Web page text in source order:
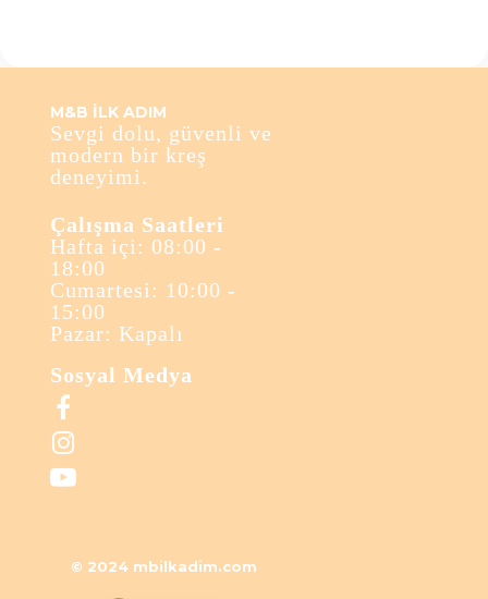
M&B İLK ADIM
Sevgi dolu, güvenli ve
modern bir kreş
deneyimi.
Çalışma Saatleri
Hafta içi: 08:00 -
18:00
Cumartesi: 10:00 -
15:00
Pazar: Kapalı
Sosyal Medya



© 2024 mbilkadim.com